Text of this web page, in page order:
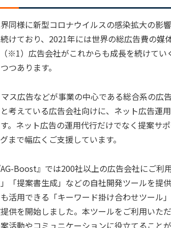
同様に新型コロナウイルスの感染拡大の影
けており、2021年には世界の総広告費の媒
※1）広告会社がこれからも成長を続けて
つあります。
ス広告などが事業の中心である総合系の広
考えている広告会社向けに、ネット広告運
。ネット広告の運用代行だけでなく提案サ
まで幅広くご支援しています。
Boost』では200社以上の広告会社にご利
「提案書生成」などの自社開発ツールを提
活用できる「キーワード掛け合わせツール
供を開始しました。本ツールをご利用いた
活動やコミュニケーションに役立てることが